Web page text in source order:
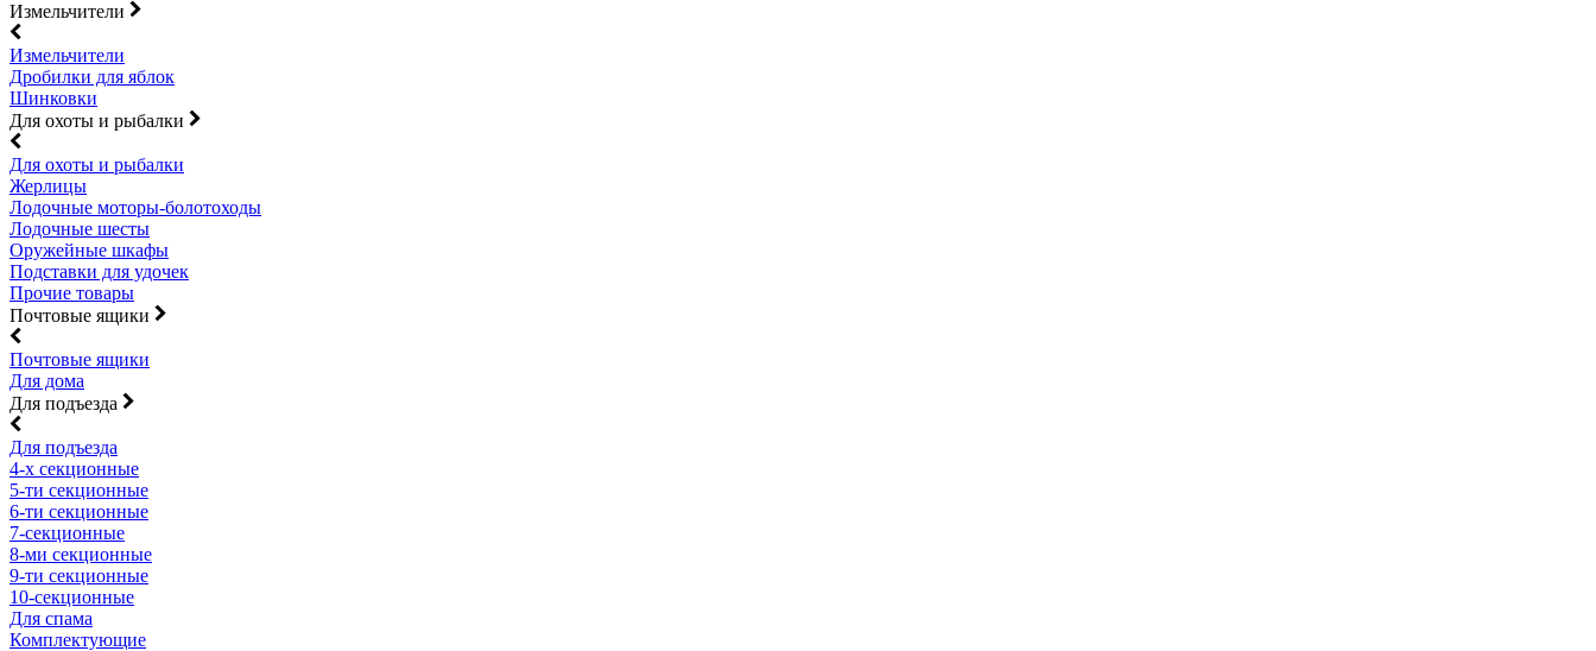
Измельчители
Измельчители
Дробилки для яблок
Шинковки
Для охоты и рыбалки
Для охоты и рыбалки
Жерлицы
Лодочные моторы-болотоходы
Лодочные шесты
Оружейные шкафы
Подставки для удочек
Прочие товары
Почтовые ящики
Почтовые ящики
Для дома
Для подъезда
Для подъезда
4-х секционные
5-ти секционные
6-ти секционные
7-секционные
8-ми секционные
9-ти секционные
10-секционные
Для спама
Комплектующие